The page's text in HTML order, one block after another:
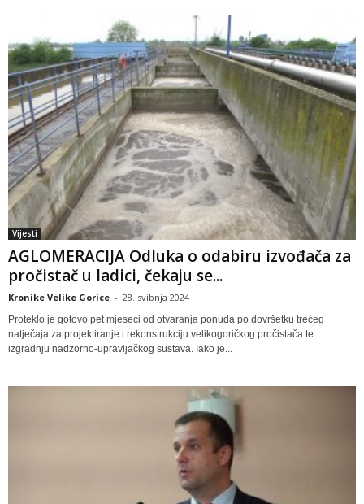
Vijesti
AGLOMERACIJA Odluka o odabiru izvođača za
pročistač u ladici, čekaju se...
Kronike Velike Gorice - 28. svibnja 2024
Proteklo je gotovo pet mjeseci od otvaranja ponuda po dovršetku trećeg
natječaja za projektiranje i rekonstrukciju velikogoričkog pročistača te
izgradnju nadzorno-upravljačkog sustava. Iako je...